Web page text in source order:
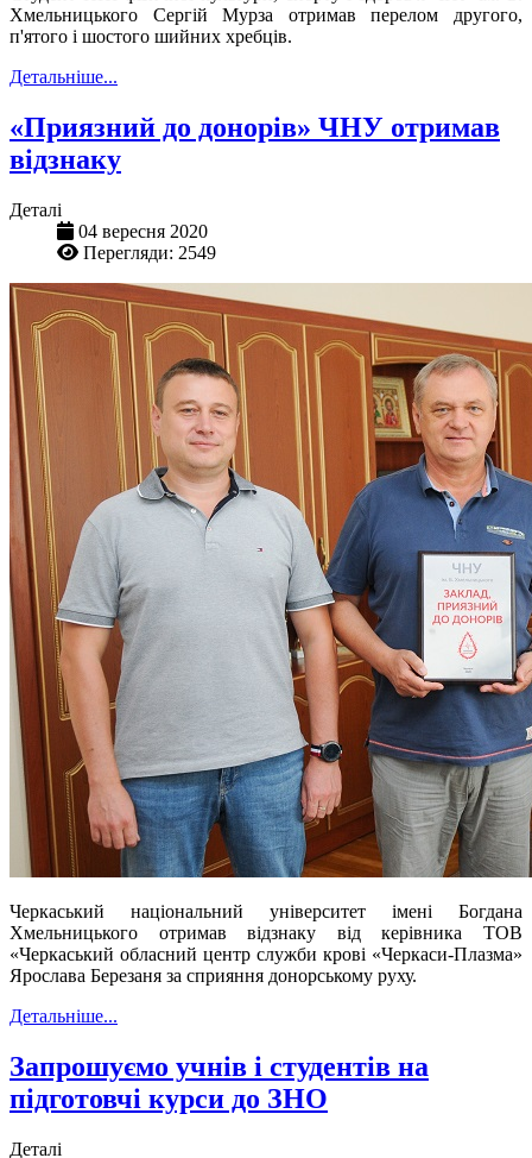
Хмельницького Сергій Мурза отримав перелом другого,
п'ятого і шостого шийних хребців.
Детальніше...
«Приязний до донорів» ЧНУ отримав
відзнаку
Деталі
04 вересня 2020
Перегляди: 2549
Черкаський національний університет імені Богдана
Хмельницького отримав відзнаку від керівника ТОВ
«Черкаський обласний центр служби крові «Черкаси-Плазма»
Ярослава Березаня за сприяння донорському руху.
Детальніше...
Запрошуємо учнів і студентів на
підготовчі курси до ЗНО
Деталі